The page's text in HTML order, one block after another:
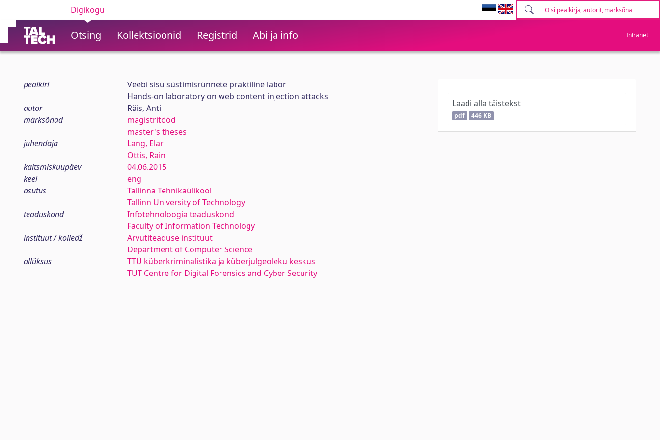
Digikogu
Otsing Kollektsioonid Registrid Abi ja info Intranet
pealkiri
Veebi sisu süstimisrünnete praktiline labor
Hands-on laboratory on web content injection attacks
autor
Räis, Anti
märksõnad
magistritööd
master's theses
juhendaja
Lang, Elar
Ottis, Rain
kaitsmiskuupäev
04.06.2015
keel
eng
asutus
Tallinna Tehnikaülikool
Tallinn University of Technology
teaduskond
Infotehnoloogia teaduskond
Faculty of Information Technology
instituut / kolledž
Arvutiteaduse instituut
Department of Computer Science
allüksus
TTÜ küberkriminalistika ja küberjulgeoleku keskus
TUT Centre for Digital Forensics and Cyber Security
Laadi alla täistekst
pdf 446 KB